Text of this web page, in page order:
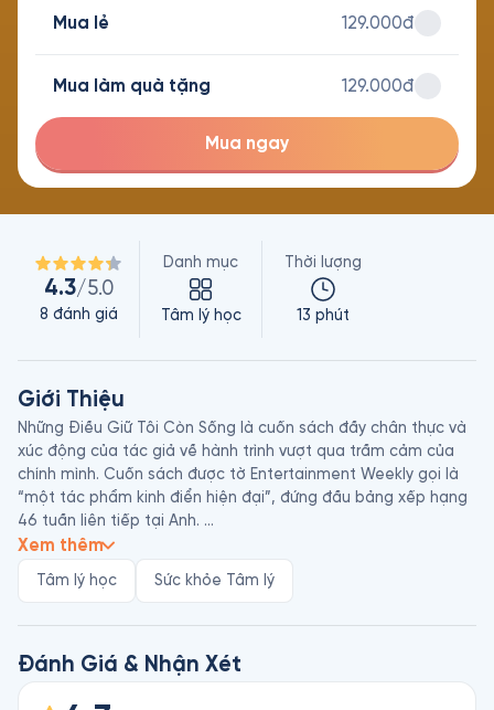
Mua lẻ 129.000đ
Mua làm quà tặng 129.000đ
Mua ngay
4.3/5.0
8 đánh giá
Danh mục
Tâm lý học
Thời lượng
13 phút
Giới Thiệu
Những Điều Giữ Tôi Còn Sống là cuốn sách đầy chân thực và
xúc động của tác giả về hành trình vượt qua trầm cảm của
chính mình. Cuốn sách được tờ Entertainment Weekly gọi là
“một tác phẩm kinh điển hiện đại”, đứng đầu bảng xếp hạng
46 tuần liên tiếp tại Anh.
Matt Haig sinh năm 1975 tại Sheffield, Anh Quốc. Bên cạnh
Sunday Times, The Independent, anh còn viết tiểu thuyết.
Library. Tất cả đều được chuyển ngữ sang nhiều thứ tiếng và
được bạn đọc trên khắp thế giới đón nhận.
Xem thêm
Tâm lý học Sức khỏe Tâm lý
Đánh Giá & Nhận Xét